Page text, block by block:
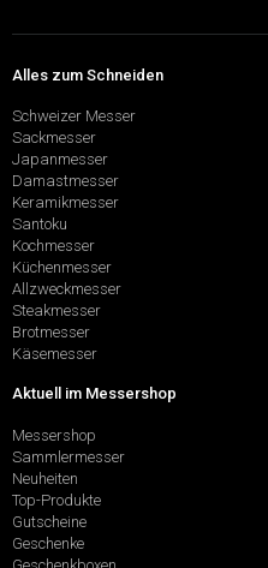
Alles zum Schneiden
Schweizer Messer
Sackmesser
Japanmesser
Damastmesser
Keramikmesser
Santoku
Kochmesser
Küchenmesser
Allzweckmesser
Steakmesser
Brotmesser
Käsemesser
Aktuell im Messershop
Messershop
Sammlermesser
Neuheiten
Top-Produkte
Gutscheine
Geschenke